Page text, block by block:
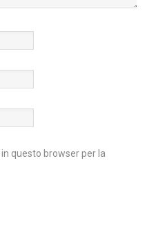
questo browser per la